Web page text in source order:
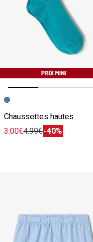
Image précédente
Image suivante
Chaussettes hautes
3.00€4.99€-40%